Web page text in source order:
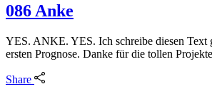
086 Anke
YES. ANKE. YES. Ich schreibe diesen Text
ersten Prognose. Danke für die tollen
Share